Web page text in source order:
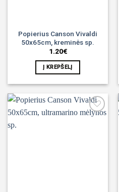
Popierius Canson Vivaldi
50x65cm, kreminės sp.
1.20€
Į KREPŠELĮ